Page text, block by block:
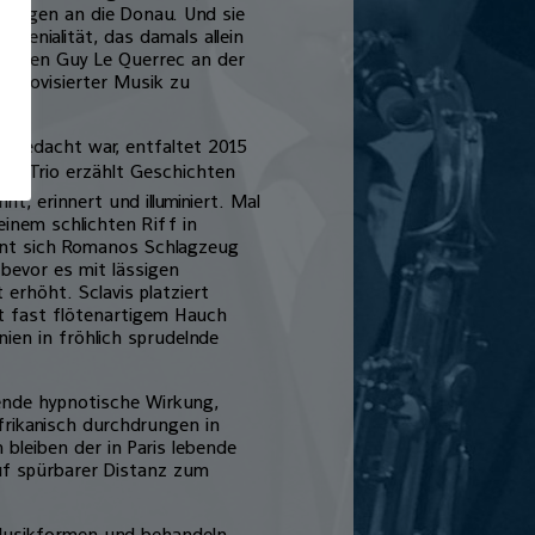
an die Donau. Und sie
das damals allein
Guy Le Querrec an der
Musik zu
gedacht war, entfaltet 2015
Trio erzählt Geschichten 
erinnert und illuminiert. Mal
schlichten Riff in
sich Romanos Schlagzeug
es mit lässigen
erhöht. Sclavis platziert
fast flötenartigem Hauch
in fröhlich sprudelnde
hypnotische Wirkung,
durchdrungen in
der in Paris lebende
spürbarer Distanz zum